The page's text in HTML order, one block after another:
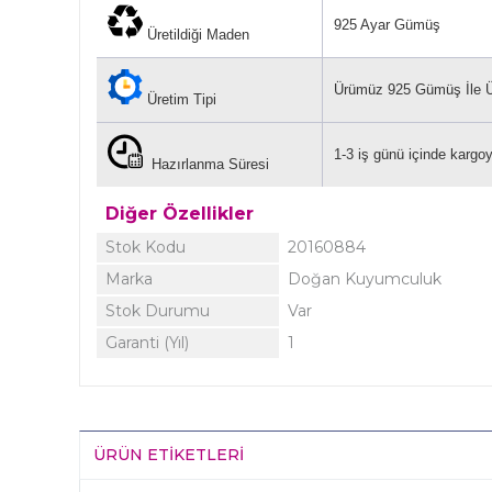
Üretildiği Maden
925 Ayar Gümüş
Üretim Tipi
Ürümüz 925 Gümüş İle
Hazırlanma Süresi
1-3 iş günü içinde
Diğer Özellikler
Stok Kodu
20160884
Marka
Doğan Kuyumculuk
Stok Durumu
Var
Garanti (Yıl)
1
ÜRÜN ETIKETLERI